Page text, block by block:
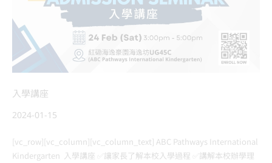
入學講座
2024-01-15
[vc_row][vc_column][vc_column_text] ABC Pathways International
Kindergarten 入學講座 ✅讓家長了解本校入學過程 ✅講解本校辦學理